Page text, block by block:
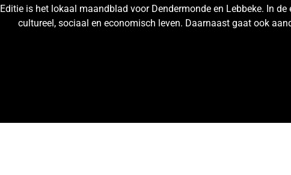
Editie is het lokaal maandblad voor Dendermonde en Lebbeke. In
cultureel, sociaal en economisch leven. Daarnaast gaat ook